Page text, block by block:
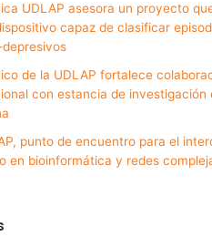
UDLAP asesora un proyecto
capaz de clasificar
de la UDLAP fortalece
con estancia de investigación
punto de encuentro para el
en bioinformática y redes